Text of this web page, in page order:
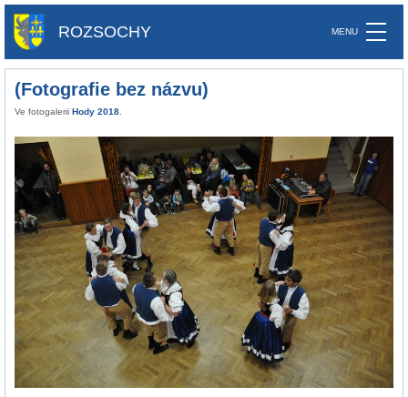
ROZSOCHY
(Fotografie bez názvu)
Ve fotogalerii Hody 2018